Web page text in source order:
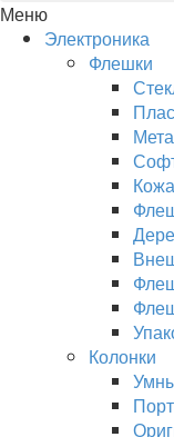
Меню
Электроника
Флешки
Колонки